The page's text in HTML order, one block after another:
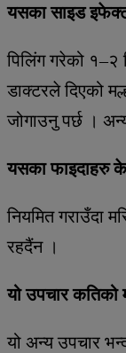
यसका साइड
पिलिंग गरेको १–२
डाक्टरले दिएको
जोगाउनु पर्छ ।
यसका फाइदाहरु
नियमित गराउँदा
रहदैंन ।
यो उपचार कतिको
यो अन्य उपचार